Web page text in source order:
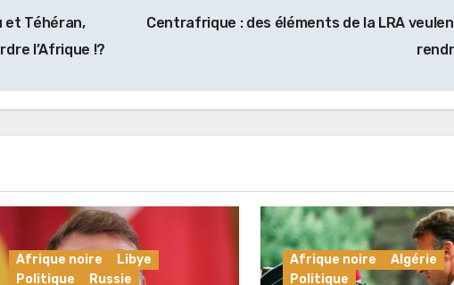
et Téhéran,
l’Afrique !?
Centrafrique : des éléments de la LRA
Afrique noire
Libye
Politique
Russie
Afrique noire
Algérie
Politique